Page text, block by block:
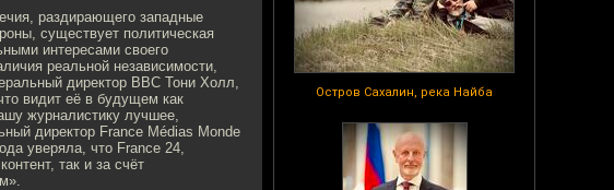
Остров Сахалин, река Найба
раздирающего западные
существует политическая
интересами своего
реальной независимости,
директор BBC Тони Холл,
видит её в будущем как
журналистику лучшее,
директор France Médias Monde
уверяла, что France 24,
так и за счёт